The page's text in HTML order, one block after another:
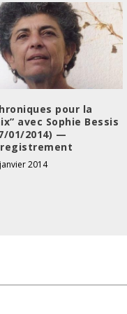
pour la
avec Sophie Bessis
01/2014) —
2014